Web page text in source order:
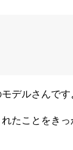
デルさんです
たことをきっ